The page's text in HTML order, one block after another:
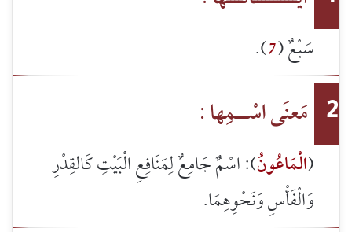
سَبْعٌ (7
).
2 مَعنَى اسْـــمِها :
(الْمَاعُونُ): اسْمٌ جَامِعٌ لِمَنَافِعِ الْبَيْتِ كَالقِدْرِ
وَالْفَأْسِ وَنَحْوِهِمَا.